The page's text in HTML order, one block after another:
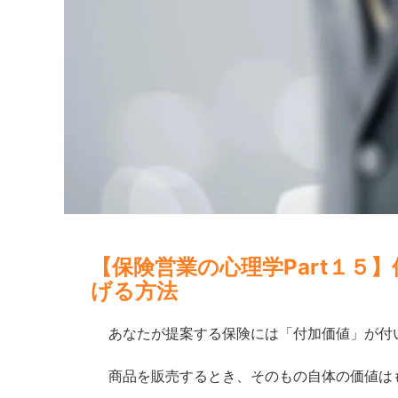
【保険営業の心理学Part１５
げる方法
あなたが提案する保険には「付加価値」が
商品を販売するとき、そのもの自体の価値